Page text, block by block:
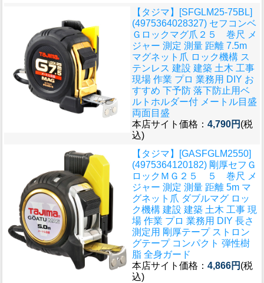
【タジマ】[SFGLM25-75BL]
(4975364028327) セフコンベ
Ｇロックマグ爪２５ 巻尺 メ
ジャー 測定 測量 距離 7.5m
マグネット爪 ロック機構 ス
テンレス 建設 建築 土木 工事
現場 作業 プロ 業務用 DIY お
すすめ 下予防 落下防止用ベ
ルトホルダー付 メートル目盛
両面目盛
本店サイト価格： 4,790円 (税
込)
【タジマ】[GASFGLM2550]
(4975364120182) 剛厚セフＧ
ロックＭＧ２５ ５ 巻尺 メ
ジャー 測定 測量 距離 5m マ
グネット爪 ダブルマグ ロッ
ク機構 建設 建築 土木 工事 現
場 作業 プロ 業務用 DIY 長さ
測定用 剛厚テープ ストロン
グテープ コンパクト 弾性樹
脂 全身ガード
本店サイト価格： 4,866円 (税
込)